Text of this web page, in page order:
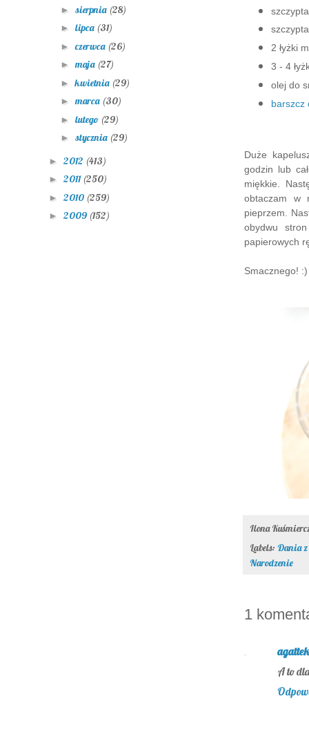
2 łyżki
3 - 4
olej do
barszcz
Duże
godzin lub
miękkie.
obtaczam w
pieprzem.
obydwu
papierowych
Smacznego! :)
Ilona
Labels: Dania z
Narodzenie
1
A to
► sierpnia (28)
► lipca (31)
►czerwca (26)
►maja (27)
►kwietnia (29)
►marca (30)
► lutego (29)
► stycznia (29)
► 2012 (413)
► 2011 (250)
► 2010 (259)
► 2009 (152)